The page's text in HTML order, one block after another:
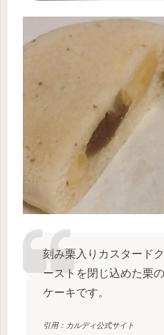
刻み栗入りカスタード
ーストを閉じ込めた栗
ケーキです。
引用：カルディ公式サイト